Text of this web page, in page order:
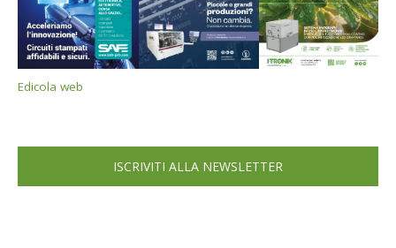
Edicola web
ISCRIVITI ALLA NEWSLETTER